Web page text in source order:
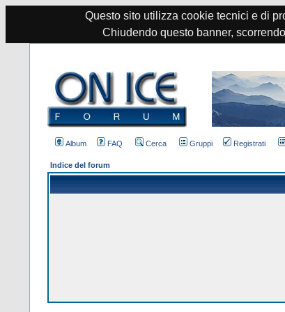
Questo sito utilizza cookie tecnici e di
Chiudendo questo banner,
Album FAQ Cerca Gruppi Registrati
Indice del forum